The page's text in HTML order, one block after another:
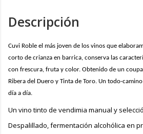
Descripción
Cuvi Roble el más joven de los vinos que
corto de crianza en barrica, conserva las
con frescura, fruta y color. Obtenido de un
Ribera del Duero y Tinta de Toro. Un todo-
día a día.
Un vino tinto de vendimia manual y
Despalillado, fermentación alcohólica en